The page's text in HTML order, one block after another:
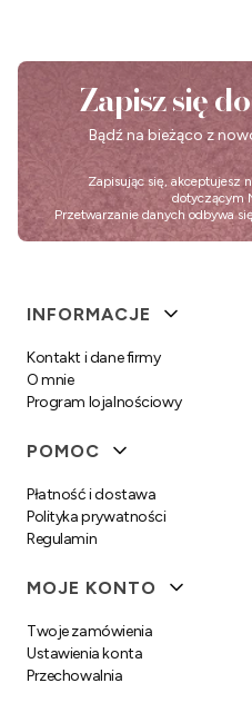
Zapisz się
Bądź na bieżąco z
Zapisując się, akceptujesz
dotyczącym
Przetwarzanie danych odbywa
Linki w stopce
INFORMACJE
Kontakt i dane firmy
O mnie
Program lojalnościowy
POMOC
Płatność i dostawa
Polityka prywatności
Regulamin
MOJE KONTO
Twoje zamówienia
Ustawienia konta
Przechowalnia